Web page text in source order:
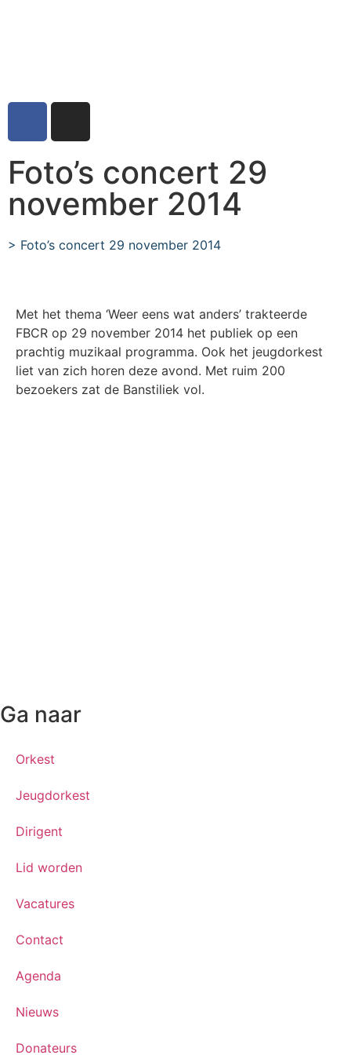
Foto’s concert 29
november 2014
> Foto’s concert 29 november 2014
Met het thema ‘Weer eens wat anders’ trakteerde
FBCR op 29 november 2014 het publiek op een
prachtig muzikaal programma. Ook het jeugdorkest
liet van zich horen deze avond. Met ruim 200
bezoekers zat de Banstiliek vol.
Ga naar
Orkest
Jeugdorkest
Dirigent
Lid worden
Vacatures
Contact
Agenda
Nieuws
Donateurs